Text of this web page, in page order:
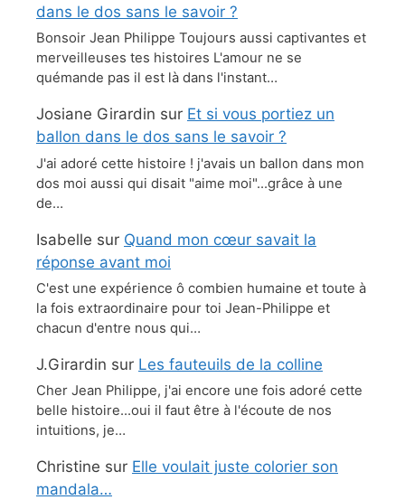
dans le dos sans le savoir ?
Bonsoir Jean Philippe Toujours aussi captivantes et
merveilleuses tes histoires L'amour ne se
quémande pas il est là dans l'instant…
Josiane Girardin sur Et si vous portiez un
ballon dans le dos sans le savoir ?
J'ai adoré cette histoire ! j'avais un ballon dans mon
dos moi aussi qui disait "aime moi"...grâce à une
de…
Isabelle sur Quand mon cœur savait la
réponse avant moi
C'est une expérience ô combien humaine et toute à
la fois extraordinaire pour toi Jean-Philippe et
chacun d'entre nous qui…
J.Girardin sur Les fauteuils de la colline
Cher Jean Philippe, j'ai encore une fois adoré cette
belle histoire...oui il faut être à l'écoute de nos
intuitions, je…
Christine sur Elle voulait juste colorier son
mandala…